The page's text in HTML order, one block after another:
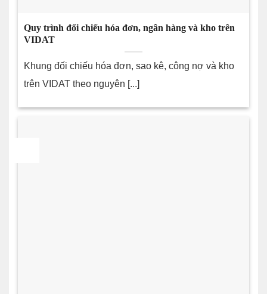
Quy trình đối chiếu hóa đơn, ngân hàng và kho trên
VIDAT
Khung đối chiếu hóa đơn, sao kê, công nợ và kho
trên VIDAT theo nguyên [...]